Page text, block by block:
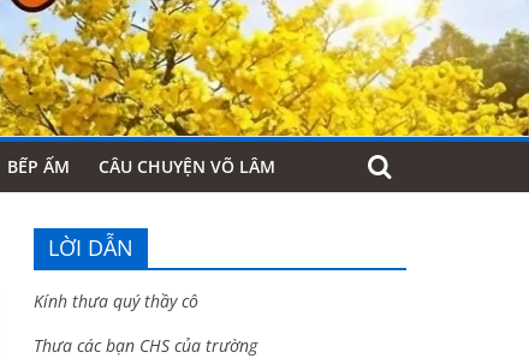
BẾP ẤM CÂU CHUYỆN VÕ LÂM
LỜI DẪN
Kính thưa quý thầy cô
Thưa các bạn CHS của trường